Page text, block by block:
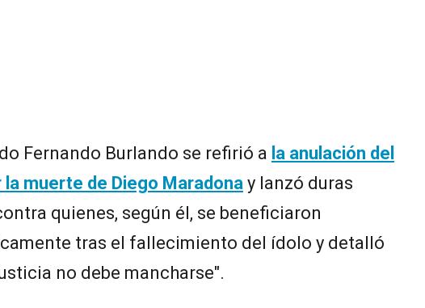
Fernando Burlando se refirió a la anulación del
la muerte de Diego Maradona y lanzó duras
quienes, según él, se beneficiaron
tras el fallecimiento del ídolo y detalló
no debe mancharse".